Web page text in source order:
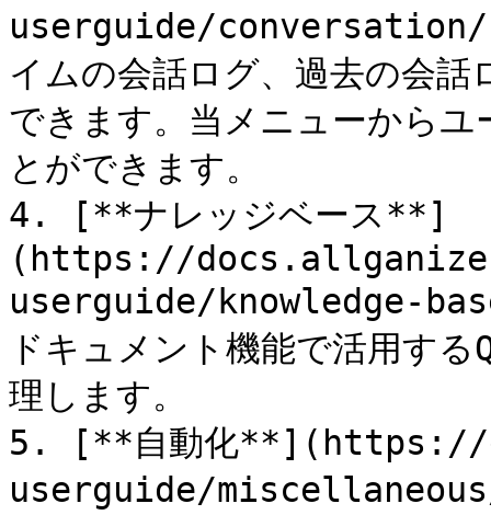
userguide/conversation/
イムの会話ログ、過去の会
できます。当メニューから
とができます。
4. [**ナレッジベース**]
(https://
userguide/knowledge-
ドキュメント機能で活用す
理します。
5. [**自動化
userguide/